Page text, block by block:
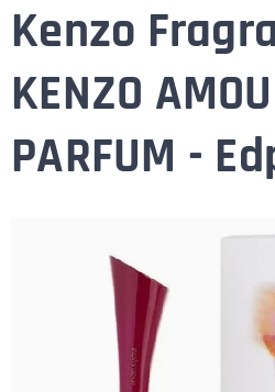
Kenzo
KENZO
PARFUM -